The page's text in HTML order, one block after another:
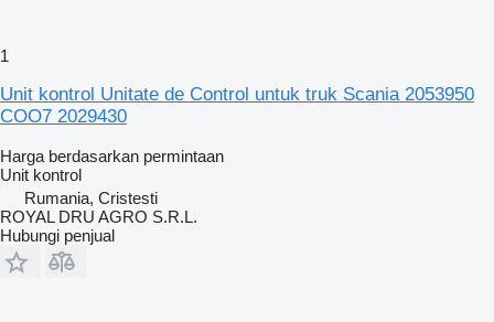
1
Unit kontrol Unitate de Control untuk truk Scania 2053950
COO7 2029430
Harga berdasarkan permintaan
Unit kontrol
Rumania, Cristesti
ROYAL DRU AGRO S.R.L.
Hubungi penjual